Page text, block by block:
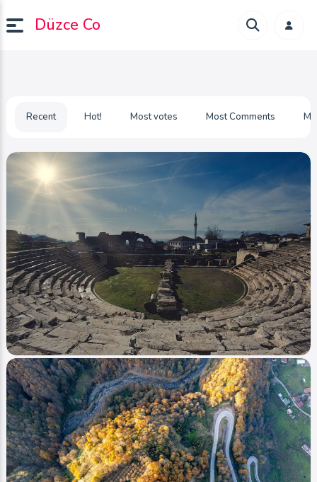
Düzce Co
Recent Hot! Most votes Most Comments
Image Tarih - History